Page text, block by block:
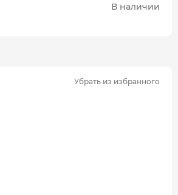
В наличии
Убрать из избранного